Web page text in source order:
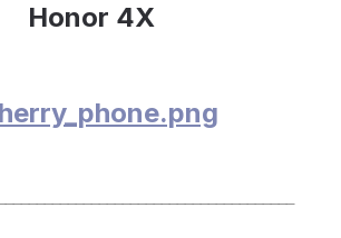
Honor 4X